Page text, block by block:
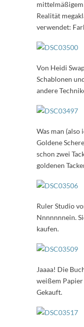
mittelmäßigem
Realität
verwendet:
Von Heidi
Schablonen
andere
Was man (also
Goldene
schon zwei
goldenen
Ruler Studio
Nnnnnnnein.
kaufen.
Jaaaa! Die
weißem
Gekauft.